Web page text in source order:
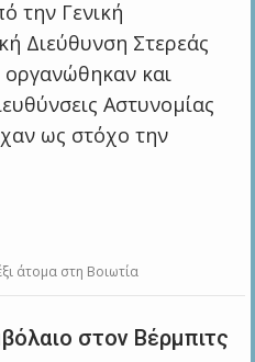
την Γενική
Διεύθυνση Στερεάς
και
Αστυνομίας
ως στόχο την
άτομα στη Βοιωτία
στον Βέρμπιτς